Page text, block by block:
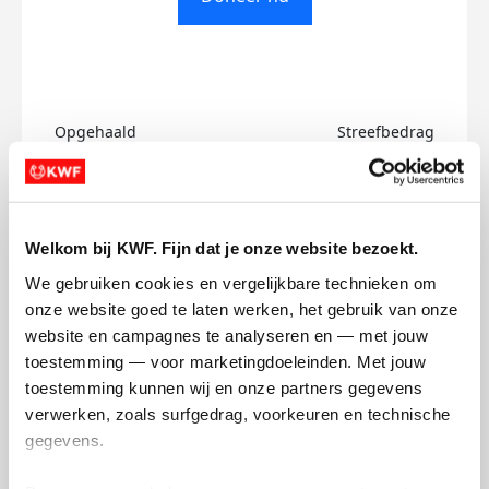
Welkom bij KWF. Fijn dat je onze website bezoekt.
We gebruiken cookies en vergelijkbare technieken om
onze website goed te laten werken, het gebruik van onze
website en campagnes te analyseren en — met jouw
toestemming — voor marketingdoeleinden. Met jouw
toestemming kunnen wij en onze partners gegevens
verwerken, zoals surfgedrag, voorkeuren en technische
gegevens.
Opgehaald
€0
Streefbedrag
€500
Mirthe-'s badges